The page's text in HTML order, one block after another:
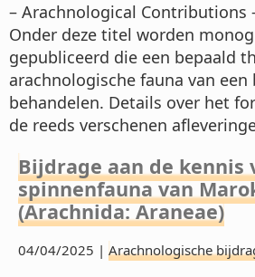
– Arachnological Contributions
Onder deze titel worden
gepubliceerd die een bepaald
arachnologische fauna van
behandelen. Details over het
de reeds verschenen
Bijdrage aan de kennis
spinnenfauna van
(Arachnida: Araneae)
04/04/2025 | Arachnologische